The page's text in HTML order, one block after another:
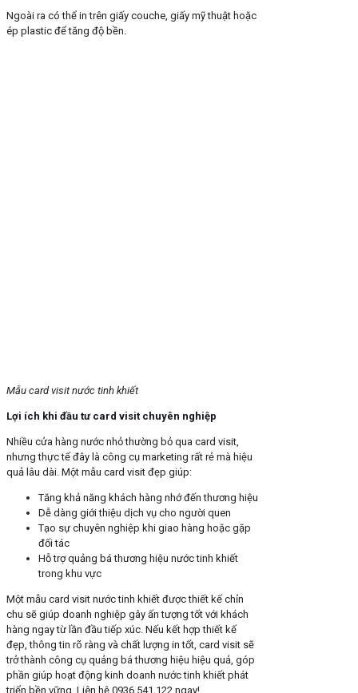
Ngoài ra có thể in trên giấy couche, giấy mỹ thuật hoặc
ép plastic để tăng độ bền.
Mẫu card visit nước tinh khiết
Lợi ích khi đầu tư card visit chuyên nghiệp
Nhiều cửa hàng nước nhỏ thường bỏ qua card visit,
nhưng thực tế đây là công cụ marketing rất rẻ mà hiệu
quả lâu dài. Một mẫu card visit đẹp giúp:
Tăng khả năng khách hàng nhớ đến thương hiệu
Dễ dàng giới thiệu dịch vụ cho người quen
Tạo sự chuyên nghiệp khi giao hàng hoặc gặp
đối tác
Hỗ trợ quảng bá thương hiệu nước tinh khiết
trong khu vực
Một mẫu card visit nước tinh khiết được thiết kế chỉn
chu sẽ giúp doanh nghiệp gây ấn tượng tốt với khách
hàng ngay từ lần đầu tiếp xúc. Nếu kết hợp thiết kế
đẹp, thông tin rõ ràng và chất lượng in tốt, card visit sẽ
trở thành công cụ quảng bá thương hiệu hiệu quả, góp
phần giúp hoạt động kinh doanh nước tinh khiết phát
triển bền vững. Liên hệ 0936.541.122 ngay!